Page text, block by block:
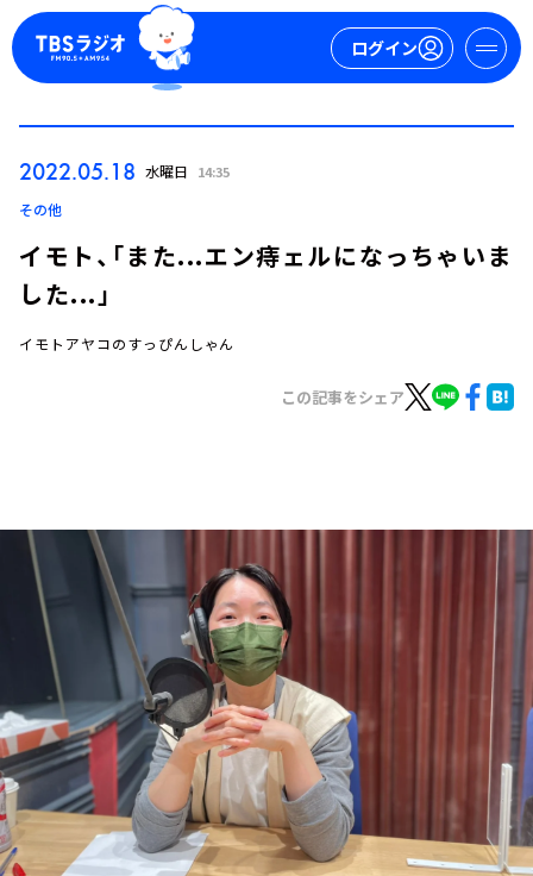
ログイン
お知らせ
イベント・グッズ
YouTube
会社情報
2022.05.18 水曜日 14:35
その他
イモト、「また...エン痔ェルになっちゃいま
した...」
イモトアヤコのすっぴんしゃん
この記事をシェア